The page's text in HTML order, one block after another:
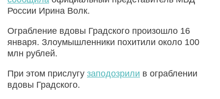
России Ирина Волк.
Ограбление вдовы Градского произошло 16
января. Злоумышленники похитили около 100
млн рублей.
При этом прислугу заподозрили в ограблении
вдовы Градского.